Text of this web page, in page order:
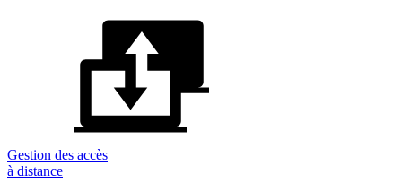
Gestion des accès
à distance